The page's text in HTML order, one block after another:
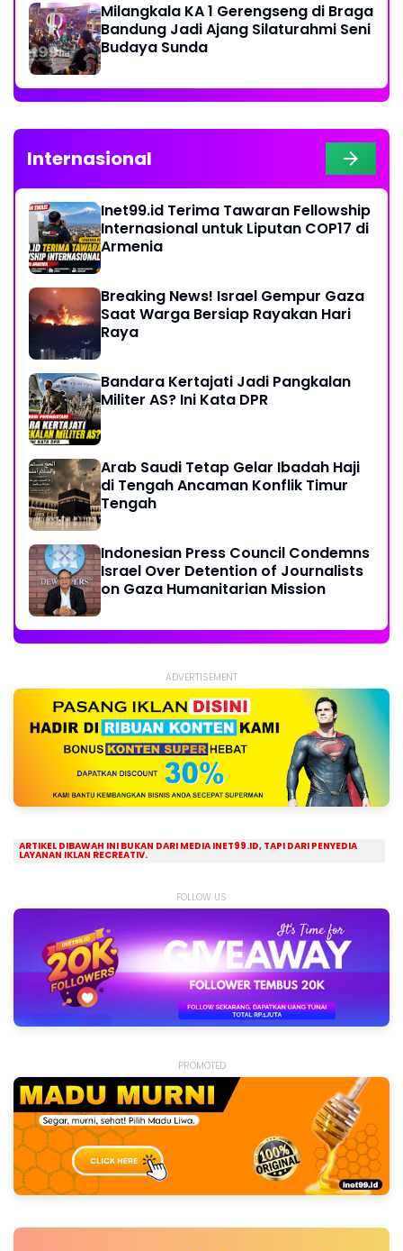
Milangkala KA 1 Gerengseng di Braga
Bandung Jadi Ajang Silaturahmi Seni
Budaya Sunda
Internasional
Inet99.id Terima Tawaran Fellowship
Internasional untuk Liputan COP17 di
Armenia
Breaking News! Israel Gempur Gaza
Saat Warga Bersiap Rayakan Hari
Raya
Bandara Kertajati Jadi Pangkalan
Militer AS? Ini Kata DPR
Arab Saudi Tetap Gelar Ibadah Haji
di Tengah Ancaman Konflik Timur
Tengah
Indonesian Press Council Condemns
Israel Over Detention of Journalists
on Gaza Humanitarian Mission
ADVERTISEMENT
ARTIKEL DIBAWAH INI BUKAN DARI MEDIA INET99.ID, TAPI DARI PENYEDIA
LAYANAN IKLAN RECREATIV.
FOLLOW US
PROMOTED